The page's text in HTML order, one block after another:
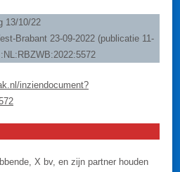
13/10/22
Brabant 23-09-2022 (publicatie 11-
inziendocument?
X bv, en zijn partner houden